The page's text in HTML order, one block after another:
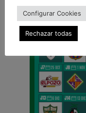
Configurar Cookies
Rechazar todas